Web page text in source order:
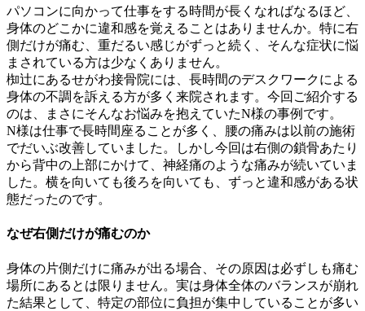
パソコンに向かって仕事をする時間が長くなればなるほど、
身体のどこかに違和感を覚えることはありませんか。特に右
側だけが痛む、重だるい感じがずっと続く、そんな症状に悩
まされている方は少なくありません。
椥辻にあるせがわ接骨院には、長時間のデスクワークによる
身体の不調を訴える方が多く来院されます。今回ご紹介する
のは、まさにそんなお悩みを抱えていたN様の事例です。
N様は仕事で長時間座ることが多く、腰の痛みは以前の施術
でだいぶ改善していました。しかし今回は右側の鎖骨あたり
から背中の上部にかけて、神経痛のような痛みが続いていま
した。横を向いても後ろを向いても、ずっと違和感がある状
態だったのです。
なぜ右側だけが痛むのか
身体の片側だけに痛みが出る場合、その原因は必ずしも痛む
場所にあるとは限りません。実は身体全体のバランスが崩れ
た結果として、特定の部位に負担が集中していることが多い